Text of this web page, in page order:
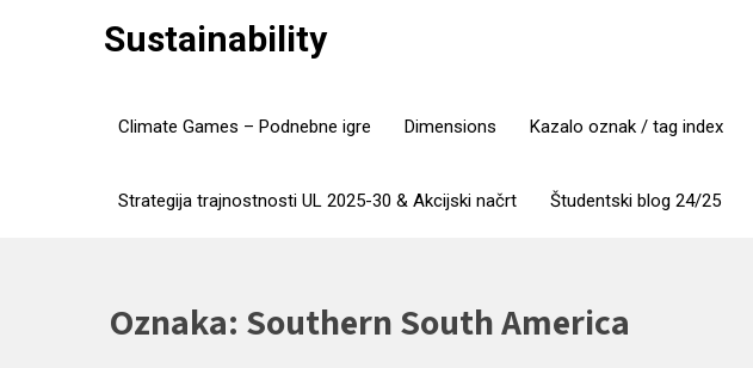
Sustainability
Climate Games – Podnebne igre Dimensions Kazalo oznak / tag index
Strategija trajnostnosti UL 2025-30 & Akcijski načrt Študentski blog 24/25
Oznaka: Southern South America